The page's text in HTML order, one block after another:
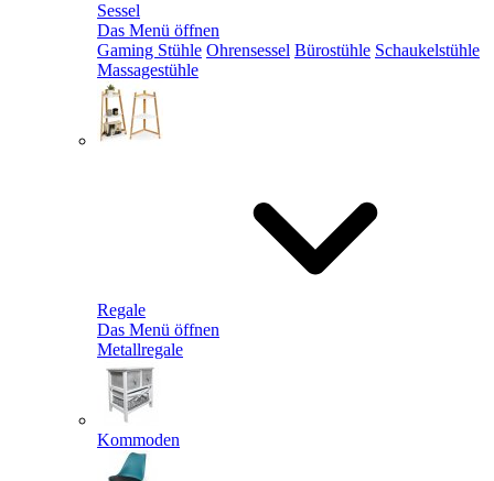
Sessel
Das Menü öffnen
Gaming Stühle Ohrensessel Bürostühle Schaukelstühle
Massagestühle
Regale
Das Menü öffnen
Metallregale
Kommoden